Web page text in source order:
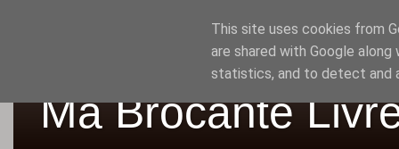
Ma Brocante
This site uses cookies from
are shared with Google
statistics, and to detect and